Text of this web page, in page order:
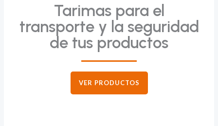
Tarimas para el
transporte y la seguridad
de tus productos
VER PRODUCTOS